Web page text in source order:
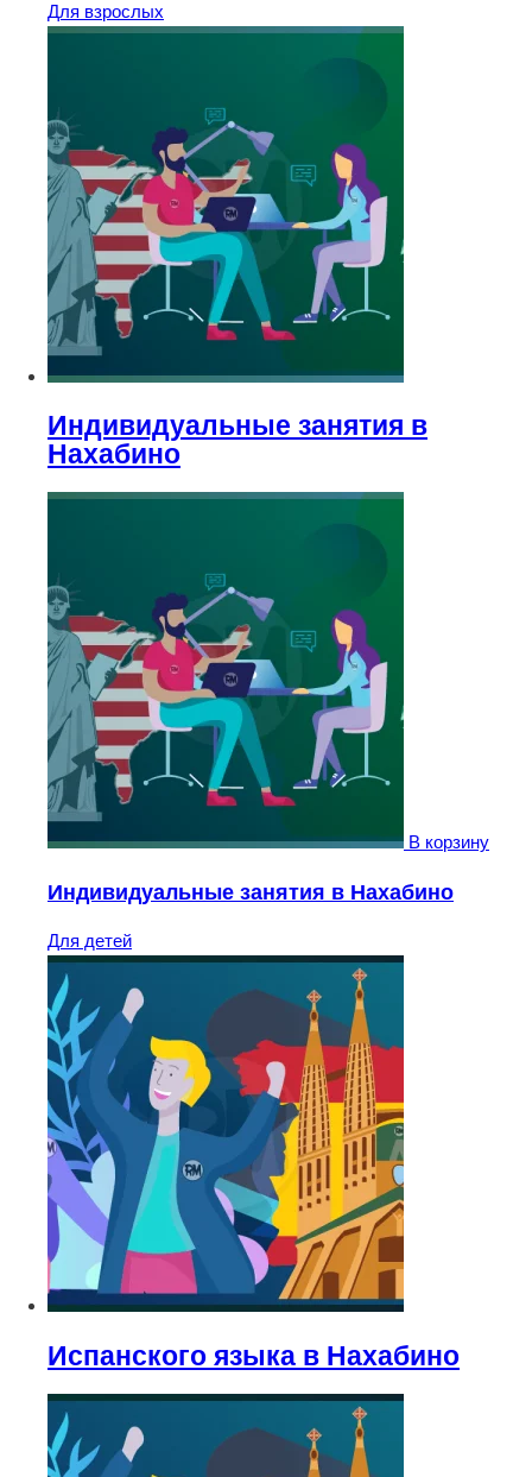
Для взрослых
Индивидуальные занятия в
Нахабино
В корзину
Индивидуальные занятия в Нахабино
Для детей
Испанского языка в Нахабино